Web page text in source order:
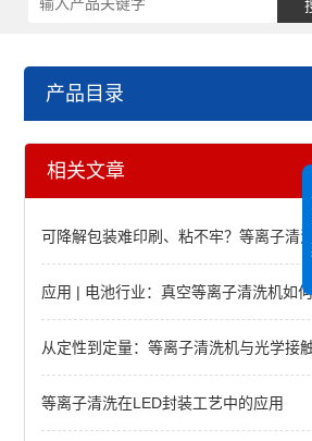
产品目录
等离子清洗机
相关文章
可降解包装难印刷、粘不牢？等离子清
应用 | 电池行业：真空等离子清洗机如何破解燃料电
从定性到定量：等离子清洗机与光学接
等离子清洗在LED封装工艺中的应用